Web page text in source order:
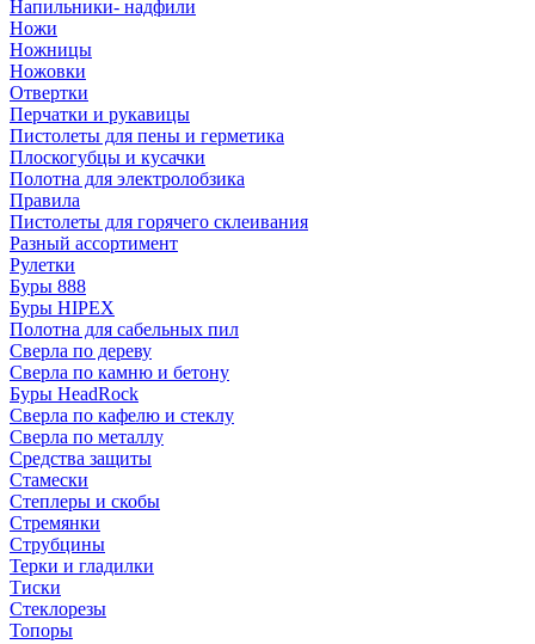
Напильники- надфили
Ножи
Ножницы
Ножовки
Отвертки
Перчатки и рукавицы
Пистолеты для пены и герметика
Плоскогубцы и кусачки
Полотна для электролобзика
Правила
Пистолеты для горячего склеивания
Разный ассортимент
Рулетки
Буры 888
Буры HIPEX
Полотна для сабельных пил
Сверла по дереву
Сверла по камню и бетону
Буры HeadRock
Сверла по кафелю и стеклу
Сверла по металлу
Средства защиты
Стамески
Степлеры и скобы
Стремянки
Струбцины
Терки и гладилки
Тиски
Стеклорезы
Топоры